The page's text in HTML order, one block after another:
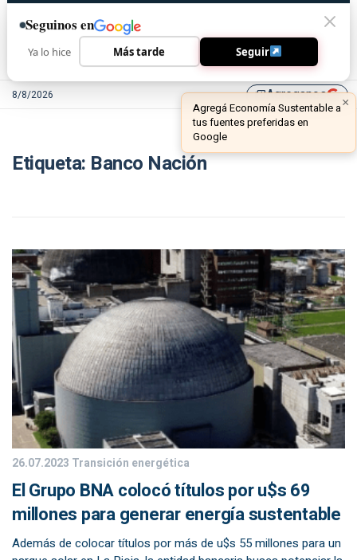
8/8/2026 library_addAgreganos ×
Agregá Economía Sustentable a
tus fuentes preferidas en
Google
Etiqueta: Banco Nación
26.07.2023 Transición energética
El Grupo BNA colocó títulos por u$s 69
millones para generar energía sustentable
Además de colocar títulos por más de u$s 55 millones para un
Seguinos en
Ya lo hice Más tarde Seguir